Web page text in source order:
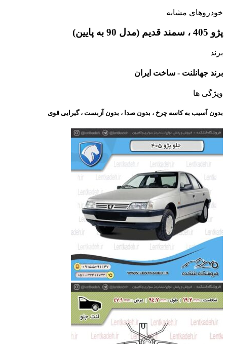
خودروهای مشابه
پژو 405 ، سمند قدیم (مدل 90 به پایین)
برند
برند جهانلنت - ساخت ایران
ویژگی ها
بدون آسیب به کاسه چرخ ، بدون صدا ، بدون آزبست ، گیرایی قوی​